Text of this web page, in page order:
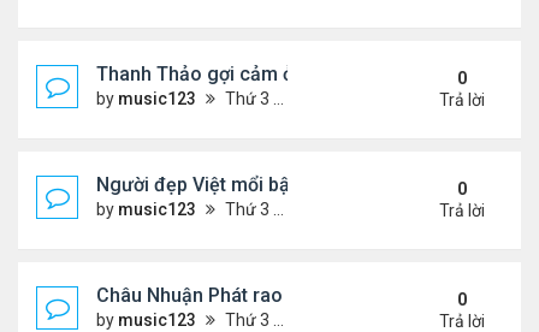
Thanh Thảo gợi cảm ở tuổi 49
by music123 Thứ 3 Tháng 8 04, 2026 5:52 pm
0
Trả lời
Người đẹp Việt mổi bật giữa dàn sao châu Á
by music123 Thứ 3 Tháng 8 04, 2026 5:45 pm
0
Trả lời
Châu Nhuận Phát rao bán tài sản
by music123 Thứ 3 Tháng 8 04, 2026 5:36 pm
0
Trả lời